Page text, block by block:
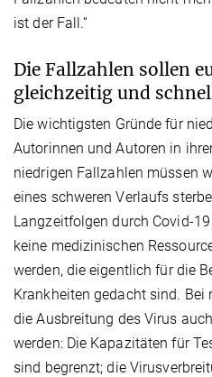
ist der Fall.“
Die Fallzahlen sollen
gleichzeitig und
Die wichtigsten Gründe für
Autorinnen und Autoren in
niedrigen Fallzahlen müssen
eines schweren Verlaufs
Langzeitfolgen durch Covid-
keine medizinischen
werden, die eigentlich für die
Krankheiten gedacht sind. Bei
die Ausbreitung des Virus
werden: Die Kapazitäten für
sind begrenzt; die